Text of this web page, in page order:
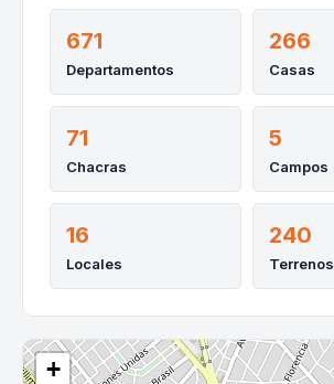
671
Departamentos
266
Casas
71
Chacras
5
Campos
16
Locales
240
Terrenos